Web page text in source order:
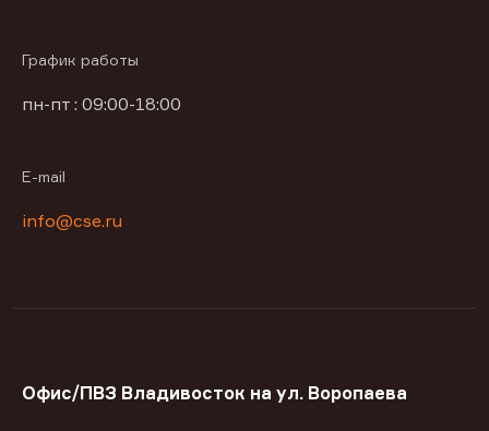
График работы
пн-пт : 09:00-18:00
E-mail
info@cse.ru
Офис/ПВЗ Владивосток на ул. Воропаева